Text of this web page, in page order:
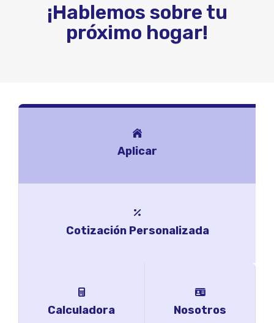
¡Hablemos sobre tu
próximo hogar!
Aplicar
Cotización Personalizada
Calculadora Nosotros